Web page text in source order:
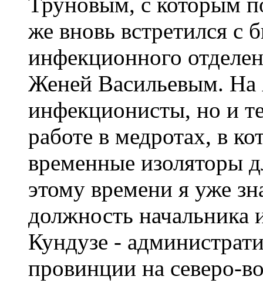
же вновь встретился
инфекционного
Женей Васильевым. На
инфекционисты, но и
работе в медротах, в
временные изоляторы
этому времени я уже
должность начальника
Кундузе -
провинции на северо-